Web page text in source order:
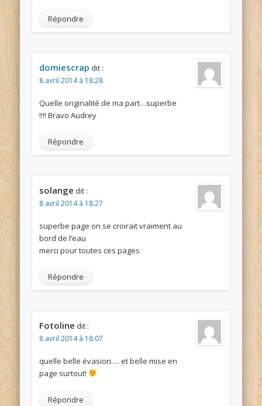
Répondre
domiescrap dit :
8 avril 2014 à 18:28
Quelle originalité de ma part…superbe
!!!! Bravo Audrey
Répondre
solange dit :
8 avril 2014 à 18:27
superbe page on se croirait vraiment au
bord de l’eau
merci pour toutes ces pages
Répondre
Fotoline dit :
8 avril 2014 à 18:07
quelle belle évasion…. et belle mise en
page surtout!
Répondre